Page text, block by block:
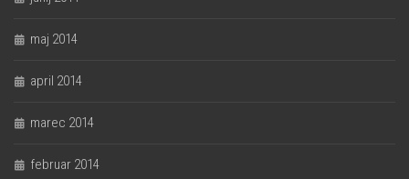
maj 2014
april 2014
marec 2014
februar 2014